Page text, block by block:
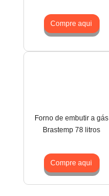
Compre aqui
Forno de embutir a gás
Brastemp 78 litros
Compre aqui